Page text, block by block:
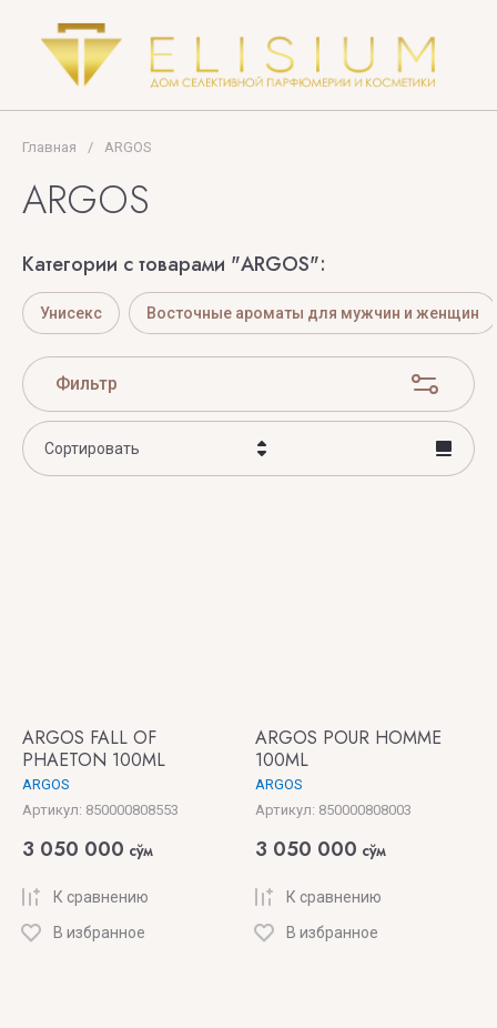
Главная / ARGOS
ARGOS
Категории с товарами "ARGOS":
Унисекс Восточные ароматы для мужчин и женщин
Фильтр
Сортировать
ARGOS FALL OF
PHAETON 100ML
ARGOS
Артикул: 850000808553
3 050 000 сўм
К сравнению
В избранное
ARGOS POUR HOMME
100ML
ARGOS
Артикул: 850000808003
3 050 000 сўм
К сравнению
В избранное
Tom
Ford
TOP
U
UNIQUE'E
LUXURY
V
V
Canto
GABAI
Versace
VILHELM
PARFUMERIE
Vince
Camuto
Xerjoff Yves
Saint
LaurentZILLI
ZOEVA